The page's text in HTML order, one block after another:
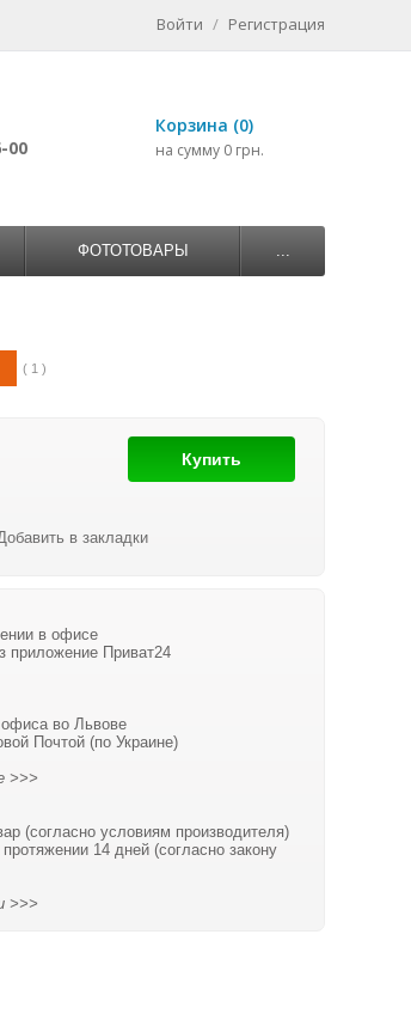
Войти / Регистрация
00
Корзина (0)
на сумму 0 грн.
ФОТОТОВАРЫ ...
( 1 )
Купить
в закладки
в офисе
приложение Приват24
во Львове
Почтой (по Украине)
>>>
(согласно условиям производителя)
14 дней (согласно закону
>>>